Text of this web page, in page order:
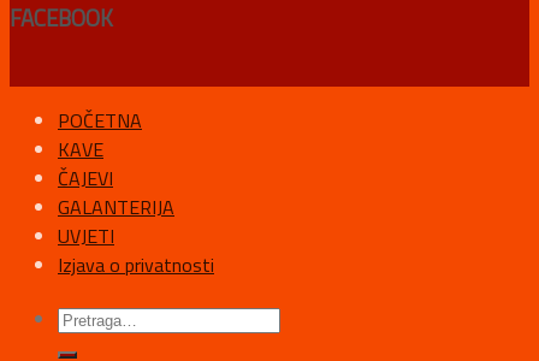
FACEBOOK
POČETNA
KAVE
ČAJEVI
GALANTERIJA
UVJETI
Izjava o privatnosti